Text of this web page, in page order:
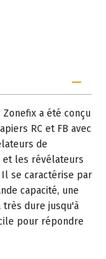
a été conçu
RC et FB avec
de
et les révélateurs
se caractérise par
capacité, une
dure jusqu'à
pour répondre